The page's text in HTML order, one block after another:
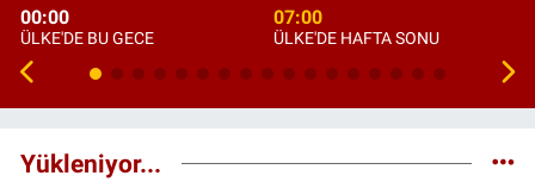
00:00
ÜLKE'DE BU GECE
07:00
ÜLKE'DE HAFTA SONU
Yükleniyor...